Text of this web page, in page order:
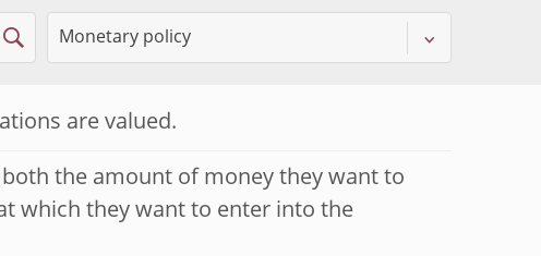
are valued.
the amount of money they want to
which they want to enter into the